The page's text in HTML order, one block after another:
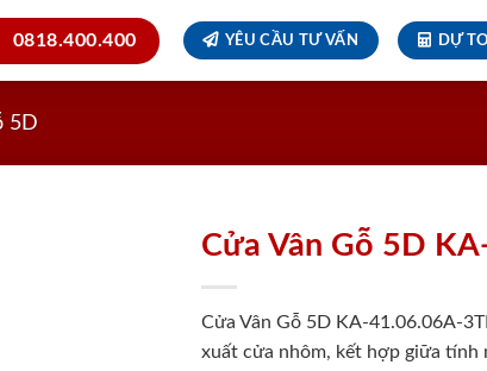
0818.400.400 YÊU CẦU TƯ VẤN DỰ
5D
Cửa Vân Gỗ 5D
Cửa Vân Gỗ 5D KA-41.06.06A-
xuất cửa nhôm, kết hợp giữa tính